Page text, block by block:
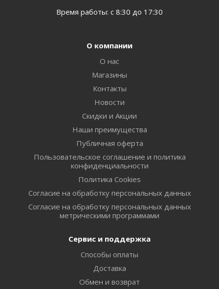
Время работы: с 8:30 до 17:30
О компании
О нас
Магазины
Контакты
Новости
Скидки и Акции
Наши преимущества
Публичная оферта
Пользовательское соглашение и политика
конфиденциальности
Политика Cookies
Согласие на обработку персональных данных
Согласие на обработку персональных данных
метрическими программами
Сервис и поддержка
Способы оплаты
Доставка
Обмен и возврат